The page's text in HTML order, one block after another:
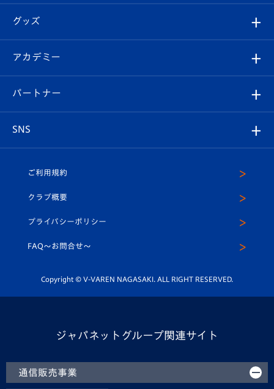
チケット
イベント
メディア
ホームタウン
スタッフプロフィール
マスコット紹介
平和祈念活動
ホームタウン活動
はじめての観戦ガイド
Revive Team
ヴィヴィくんの長崎おもてなしガイド
フォトギャラリー
スタジアムグルメ
チケット
V-LOVERS（ファンクラブ）
プレイヤーズスイート
グッズ
オンラインショップ
店舗情報
アカデミー
育成からのお知らせ
U-18
スクール
パートナー
SNS
ヴィヴィくんインスタグラム
公式LINE＠
ご利用規約
クラブ概要
プライバシーポリシー
FAQ〜お問合せ〜
Copyright © V-VAREN NAGASAKI. ALL RIGHT RESERVED.
ジャパネットグループ関連サイト
通信販売事業